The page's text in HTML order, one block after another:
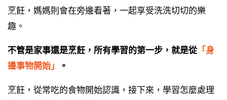
烹飪，媽媽則會在旁邊看著，一起享受洗洗切切的樂
趣。
不管是家事還是烹飪，所有學習的第一步，就是從 「身
邊事物開始」
。
烹飪，從常吃的食物開始認識，接下來，學習怎麼處理